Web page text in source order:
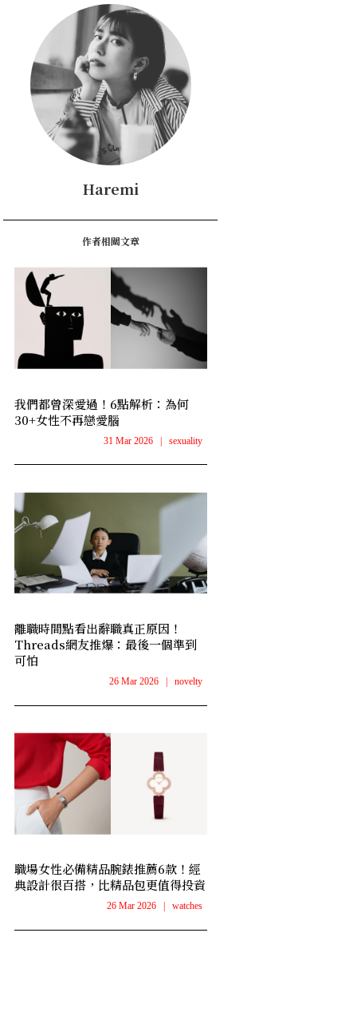
Haremi
作者相關文章
我們都曾深愛過！6點解析：為何
30+女性不再戀愛腦
31 Mar 2026 | sexuality
離職時間點看出辭職真正原因！
Threads網友推爆：最後一個準到
可怕
26 Mar 2026 novelty
職場女性必備精品腕錶推薦6款！經
典設計很百搭，比精品包更值得投資
26 Mar 2026 watches